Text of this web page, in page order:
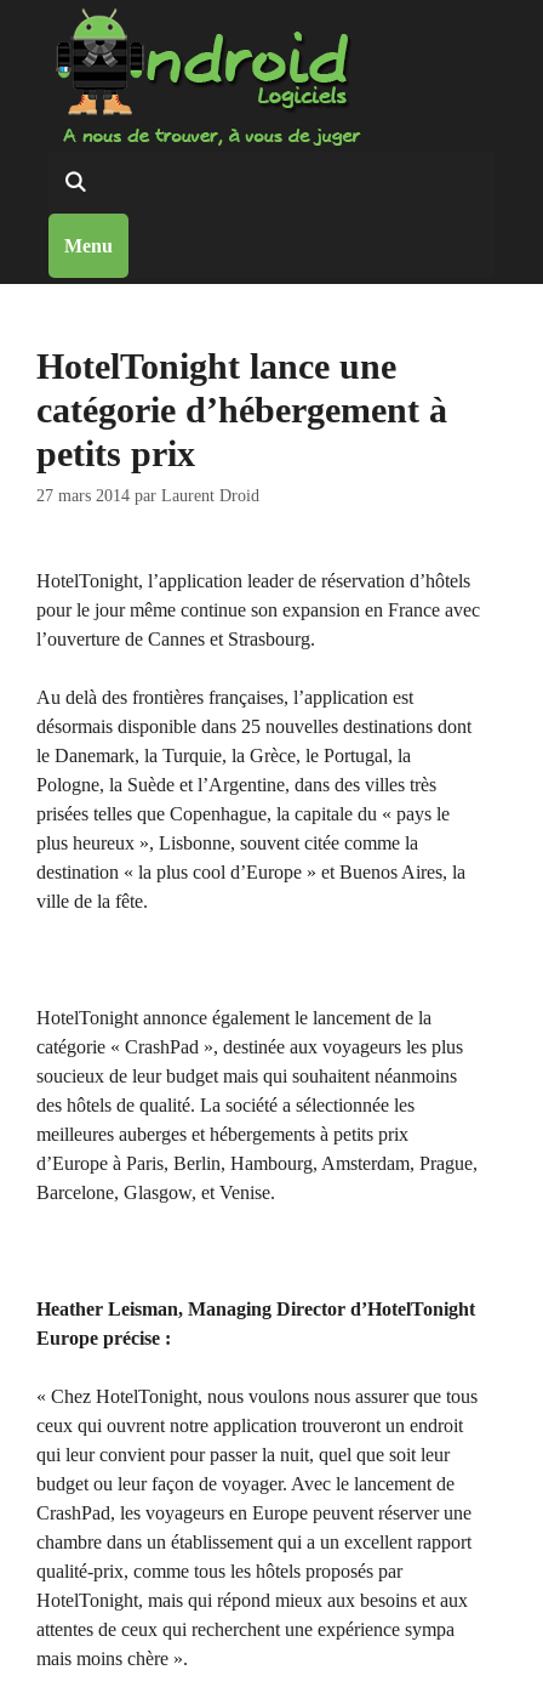
contenu
Menu
HotelTonight lance une
catégorie d’hébergement à
petits prix
27 mars 2014 par Laurent Droid
HotelTonight, l’application leader de réservation d’hôtels
pour le jour même continue son expansion en France avec
l’ouverture de Cannes et Strasbourg.
Au delà des frontières françaises, l’application est
désormais disponible dans 25 nouvelles destinations dont
le Danemark, la Turquie, la Grèce, le Portugal, la
Pologne, la Suède et l’Argentine, dans des villes très
prisées telles que Copenhague, la capitale du « pays le
plus heureux », Lisbonne, souvent citée comme la
destination « la plus cool d’Europe » et Buenos Aires, la
ville de la fête.
HotelTonight annonce également le lancement de la
catégorie « CrashPad », destinée aux voyageurs les plus
soucieux de leur budget mais qui souhaitent néanmoins
des hôtels de qualité. La société a sélectionnée les
meilleures auberges et hébergements à petits prix
d’Europe à Paris, Berlin, Hambourg, Amsterdam, Prague,
Barcelone, Glasgow, et Venise.
Heather Leisman, Managing Director d’HotelTonight
Europe précise :
« Chez HotelTonight, nous voulons nous assurer que tous
ceux qui ouvrent notre application trouveront un endroit
qui leur convient pour passer la nuit, quel que soit leur
budget ou leur façon de voyager. Avec le lancement de
CrashPad, les voyageurs en Europe peuvent réserver une
chambre dans un établissement qui a un excellent rapport
qualité-prix, comme tous les hôtels proposés par
HotelTonight, mais qui répond mieux aux besoins et aux
attentes de ceux qui recherchent une expérience sympa
mais moins chère ».